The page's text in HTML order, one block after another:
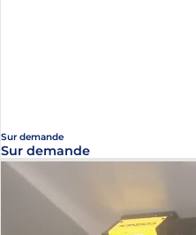
Sur demande
Sur demande